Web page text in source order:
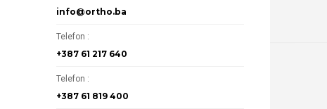
info@ortho.ba
Telefon :
+387 61 217 640
Telefon :
+387 61 819 400